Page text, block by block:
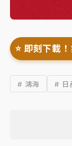
⭐️ 即刻下載
# 鴻海 # 日